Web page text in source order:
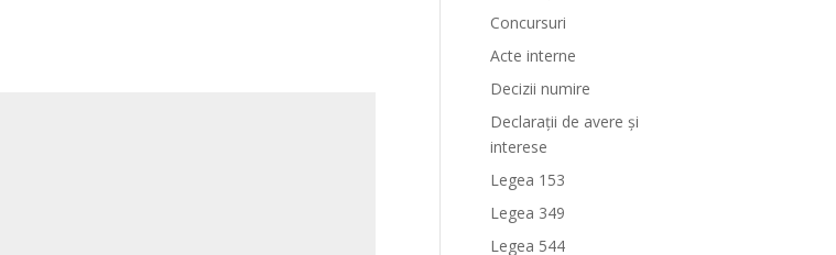
Concursuri
Acte interne
Decizii numire
Declarații de avere și
interese
Legea 153
Legea 349
Legea 544